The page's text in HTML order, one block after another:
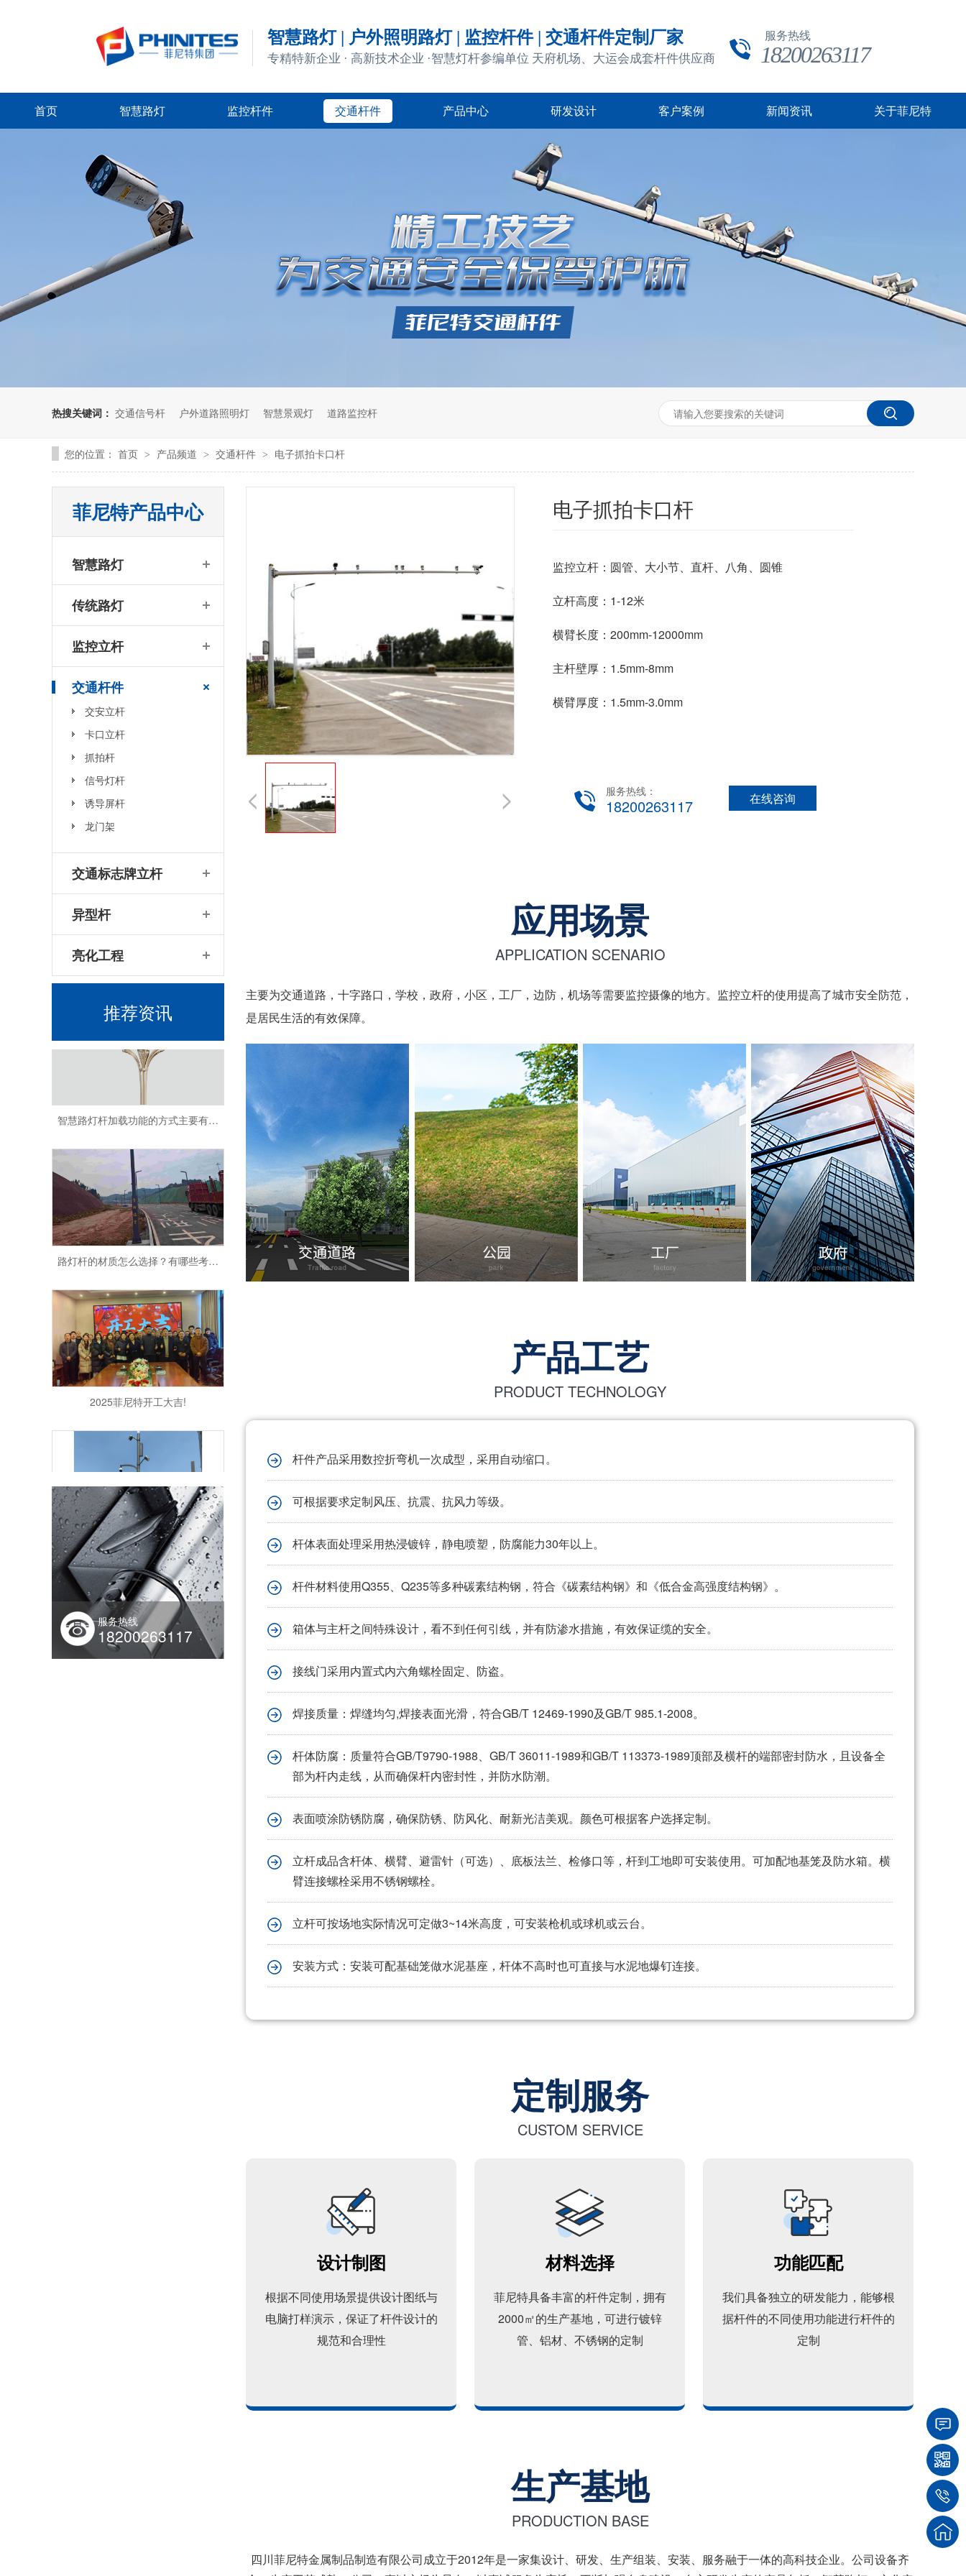
智慧路灯 | 户外照明路灯 | 监控杆件 | 交通杆件定制厂家
专精特新企业 · 高新技术企业 ·智慧灯杆参编单位 天府机场、大运会成套杆件供应商
服务热线
18200263117
首页 智慧路灯 监控杆件 交通杆件 产品中心 研发设计 客户案例 新闻资讯 关于菲尼特
热搜关键词： 交通信号杆 户外道路照明灯 智慧景观灯 道路监控杆
您的位置： 首页 > 产品频道 > 交通杆件 > 电子抓拍卡口杆
电子抓拍卡口杆
监控立杆：圆管、大小节、直杆、八角、圆锥
立杆高度：1-12米
横臂长度：200mm-12000mm
主杆壁厚：1.5mm-8mm
横臂厚度：1.5mm-3.0mm
服务热线：
18200263117 在线咨询
应用场景
APPLICATION SCENARIO
主要为交通道路，十字路口，学校，政府，小区，工厂，边防，机场等需要监控摄像的地方。监控立杆的使用提高了城市安全防范，
是居民生活的有效保障。
产品工艺
PRODUCT TECHNOLOGY
杆件产品采用数控折弯机一次成型，采用自动缩口。
可根据要求定制风压、抗震、抗风力等级。
杆体表面处理采用热浸镀锌，静电喷塑，防腐能力30年以上。
杆件材料使用Q355、Q235等多种碳素结构钢，符合《碳素结构钢》和《低合金高强度结构钢》。
箱体与主杆之间特殊设计，看不到任何引线，并有防渗水措施，有效保证缆的安全。
接线门采用内置式内六角螺栓固定、防盗。
焊接质量：焊缝均匀,焊接表面光滑，符合GB/T 12469-1990及GB/T 985.1-2008。
杆体防腐：质量符合GB/T9790-1988、GB/T 36011-1989和GB/T 113373-1989顶部及横杆的端部密封防水，且设备全
部为杆内走线，从而确保杆内密封性，并防水防潮。
表面喷涂防锈防腐，确保防锈、防风化、耐新光洁美观。颜色可根据客户选择定制。
立杆成品含杆体、横臂、避雷针（可选）、底板法兰、检修口等，杆到工地即可安装使用。可加配地基笼及防水箱。横
臂连接螺栓采用不锈钢螺栓。
立杆可按场地实际情况可定做3~14米高度，可安装枪机或球机或云台。
安装方式：安装可配基础笼做水泥基座，杆体不高时也可直接与水泥地爆钉连接。
定制服务
CUSTOM SERVICE
设计制图
根据不同使用场景提供设计图纸与
电脑打样演示，保证了杆件设计的
规范和合理性
材料选择
菲尼特具备丰富的杆件定制，拥有
2000㎡的生产基地，可进行镀锌
管、铝材、不锈钢的定制
功能匹配
我们具备独立的研发能力，能够根
据杆件的不同使用功能进行杆件的
定制
生产基地
PRODUCTION BASE
四川菲尼特金属制品制造有限公司成立于2012年是一家集设计、研发、生产组装、安装、服务融于一体的高科技企业。公司设备齐
菲尼特产品中心
智慧路灯
传统路灯
监控立杆
交通杆件
交安立杆
卡口立杆
抓拍杆
信号灯杆
诱导屏杆
龙门架
交通标志牌立杆
异型杆
亮化工程
推荐资讯
什么是智慧路灯，和智能路灯有有什么区别
四川菲尼特:从智慧路灯到数字孪生再到元宇宙
路灯杆的材质怎么选择？有哪些考虑因素？
2025菲尼特开工大吉!
信号灯杆和综合杆有什么区别
【四川菲尼特集团】董事长戴勇军，积极履职、建言献策，传递青白江区 "两会"好声音！
服务热线
18200263117